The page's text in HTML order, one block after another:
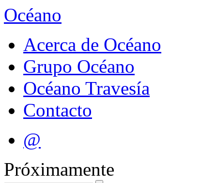
Océano
Acerca de Océano
Grupo Océano
Océano Travesía
Contacto
@
Próximamente